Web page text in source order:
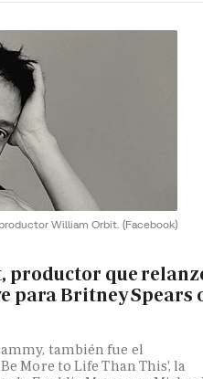
William Orbit. (Facebook)
productor que
para Britney Spears
también fue el
More to Life Than This', la